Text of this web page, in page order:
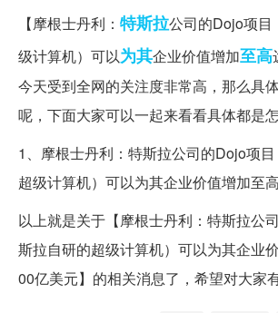
【摩根士丹利： 特斯拉公司的Dojo项目
级计算机）可以为其企业价值增加至高
今天受到全网的关注度非常高，那么具
呢，下面大家可以一起来看看具体都是
1、摩根士丹利：特斯拉公司的Dojo项
超级计算机）可以为其企业价值增加至
以上就是关于【摩根士丹利：特斯拉公
斯拉自研的超级计算机）可以为其企业
00亿美元】的相关消息了，希望对大家